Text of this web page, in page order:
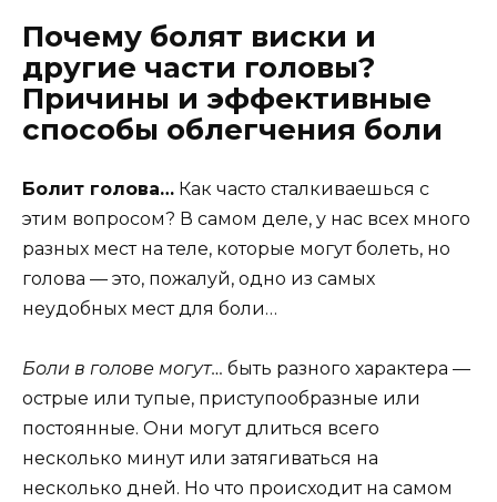
Почему болят виски и
другие части головы?
Причины и эффективные
способы облегчения боли
Болит голова… Как часто сталкиваешься с
этим вопросом? В самом деле, у нас всех много
разных мест на теле, которые могут болеть, но
голова — это, пожалуй, одно из самых
неудобных мест для боли…
Боли в голове могут… быть разного характера —
острые или тупые, приступообразные или
постоянные. Они могут длиться всего
несколько минут или затягиваться на
несколько дней. Но что происходит на самом